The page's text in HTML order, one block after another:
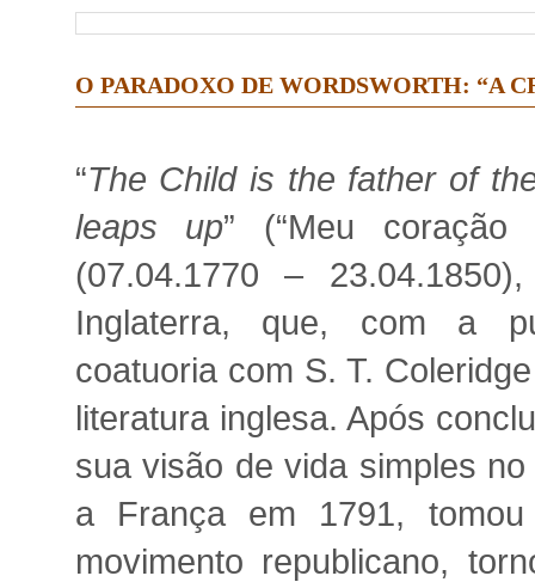
O PARADOXO DE WORDSWORTH: “A
“The Child is the father of
leaps up” (“Meu coração
(07.04.1770 –
Inglaterra, que, com a
coatuoria com S. T.
literatura inglesa. Após
sua visão de vida simples
a França em 1791,
movimento republicano,